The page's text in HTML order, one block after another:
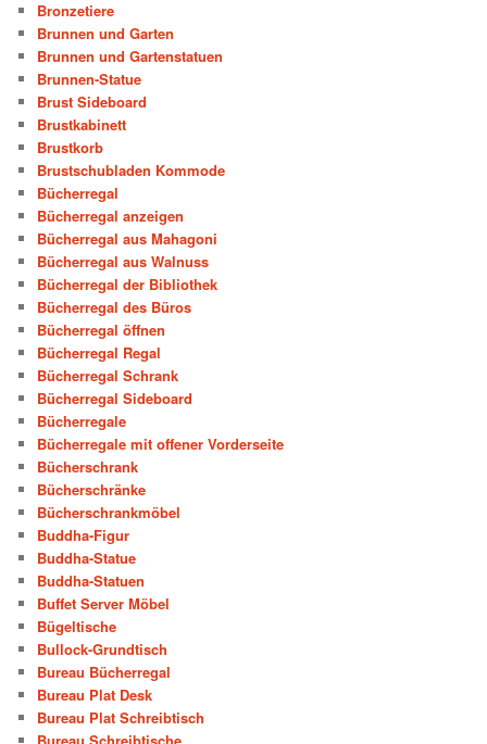
Bronzetiere
Brunnen und Garten
Brunnen und Gartenstatuen
Brunnen-Statue
Brust Sideboard
Brustkabinett
Brustkorb
Brustschubladen Kommode
Bücherregal
Bücherregal anzeigen
Bücherregal aus Mahagoni
Bücherregal aus Walnuss
Bücherregal der Bibliothek
Bücherregal des Büros
Bücherregal öffnen
Bücherregal Regal
Bücherregal Schrank
Bücherregal Sideboard
Bücherregale
Bücherregale mit offener Vorderseite
Bücherschrank
Bücherschränke
Bücherschrankmöbel
Buddha-Figur
Buddha-Statue
Buddha-Statuen
Buffet Server Möbel
Bügeltische
Bullock-Grundtisch
Bureau Bücherregal
Bureau Plat Desk
Bureau Plat Schreibtisch
Bureau Schreibtische